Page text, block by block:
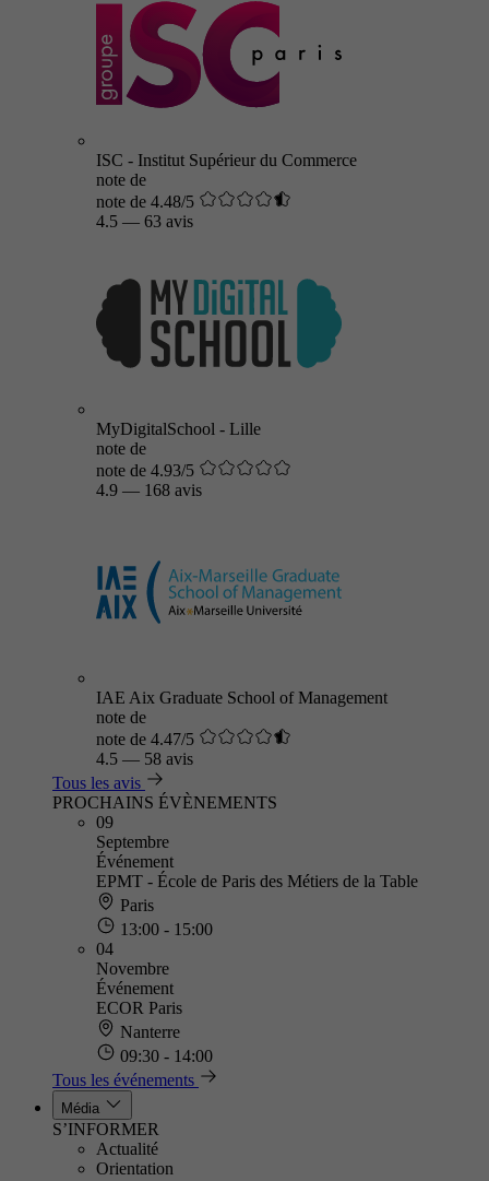
ISC - Institut Supérieur du Commerce
note de
note de 4.48/5
4.5 — 63 avis
MyDigitalSchool - Lille
note de
note de 4.93/5
4.9 — 168 avis
IAE Aix Graduate School of Management
note de
note de 4.47/5
4.5 — 58 avis
Tous les avis
PROCHAINS ÉVÈNEMENTS
09
Septembre
Événement
EPMT - École de Paris des Métiers de la Table
Paris
13:00 - 15:00
04
Novembre
Événement
ECOR Paris
Nanterre
09:30 - 14:00
Tous les événements
Média
S’INFORMER
Actualité
Orientation